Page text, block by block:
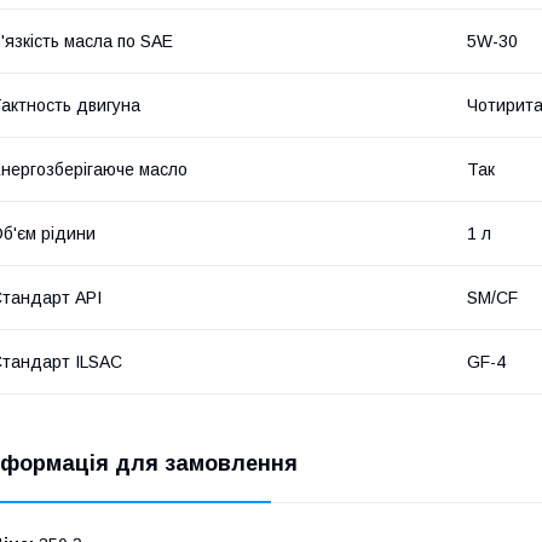
масла по SAE 5W-30
двигуна
масло Так
рідини 1 л
API SM/CF
ILSAC GF-4
для замовлення